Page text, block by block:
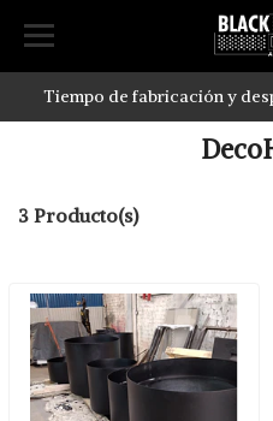
Tiempo de fabricación y
3 Producto(s)